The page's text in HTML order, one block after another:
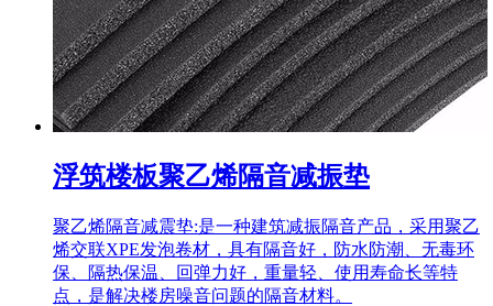
浮筑楼板聚乙烯隔音减振垫
聚乙烯隔音减震垫:是一种建筑减振隔音产品，采用聚乙
烯交联XPE发泡卷材，具有隔音好，防水防潮、无毒环
保、隔热保温、回弹力好，重量轻、使用寿命长等特
点，是解决楼房噪音问题的隔音材料。